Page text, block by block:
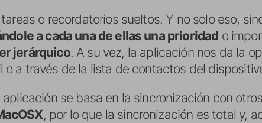
o recordatorios sueltos. Y no solo eso,
a cada una de ellas una prioridad o
jerárquico. A su vez, la aplicación nos da la
o a través de la lista de contactos del
se basa en la sincronización con
, por lo que la sincronización es total y,